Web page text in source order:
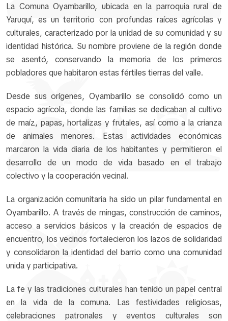
La Comuna Oyambarillo, ubicada en la parroquia rural de
Yaruquí, es un territorio con profundas raíces agrícolas y
culturales, caracterizado por la unidad de su comunidad y su
identidad histórica. Su nombre proviene de la región donde
se asentó, conservando la memoria de los primeros
pobladores que habitaron estas fértiles tierras del valle.
Desde sus orígenes, Oyambarillo se consolidó como un
espacio agrícola, donde las familias se dedicaban al cultivo
de maíz, papas, hortalizas y frutales, así como a la crianza
de animales menores. Estas actividades económicas
marcaron la vida diaria de los habitantes y permitieron el
desarrollo de un modo de vida basado en el trabajo
colectivo y la cooperación vecinal.
La organización comunitaria ha sido un pilar fundamental en
Oyambarillo. A través de mingas, construcción de caminos,
acceso a servicios básicos y la creación de espacios de
encuentro, los vecinos fortalecieron los lazos de solidaridad
y consolidaron la identidad del barrio como una comunidad
unida y participativa.
La fe y las tradiciones culturales han tenido un papel central
en la vida de la comuna. Las festividades religiosas,
celebraciones patronales y eventos culturales son